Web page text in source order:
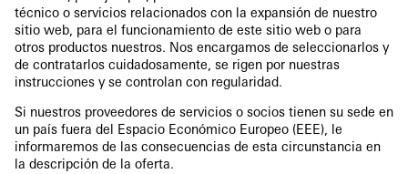
técnico o servicios relacionados con la expansión de nuestro
sitio web, para el funcionamiento de este sitio web o para
otros productos nuestros. Nos encargamos de seleccionarlos y
de contratarlos cuidadosamente, se rigen por nuestras
instrucciones y se controlan con regularidad.
Si nuestros proveedores de servicios o socios tienen su sede en
un país fuera del Espacio Económico Europeo (EEE), le
informaremos de las consecuencias de esta circunstancia en
la descripción de la oferta.